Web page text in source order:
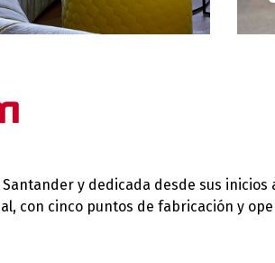
Santander y dedicada desde sus
con cinco puntos de fabricación y